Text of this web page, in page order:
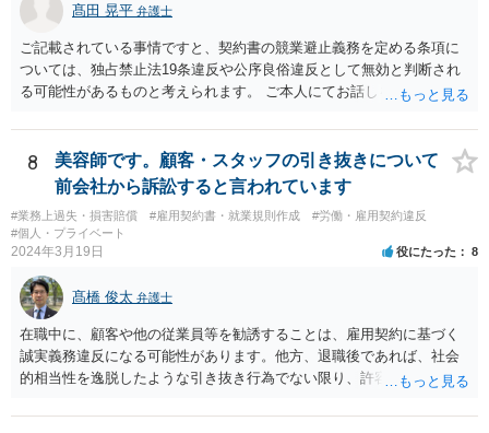
髙田 晃平 弁護士
ご記載されている事情ですと、契約書の競業避止義務を定める条項に
ついては、独占禁止法19条違反や公序良俗違反として無効と判断され
る可能性があるものと考えられます。 ご本人にてお話しを進められる
で、弁護士を通じて交渉することも選択肢として取り得るかと思われ
ます。
8
美容師です。顧客・スタッフの引き抜きについて
前会社から訴訟すると言われています
#業務上過失・損害賠償 #雇用契約書・就業規則作成
#労働・雇用契約違反
#個人・プライベート
2024年3月19日 役にたった 8
髙橋 俊太 弁護士
在職中に、顧客や他の従業員等を勧誘することは、雇用契約に基づく
誠実義務違反になる可能性があります。他方、退職後であれば、社会
的相当性を逸脱したような引き抜き行為でない限り、許容されると考
ですが、①【前の職場を退職する際、お客様に伝えたときに今後のこ